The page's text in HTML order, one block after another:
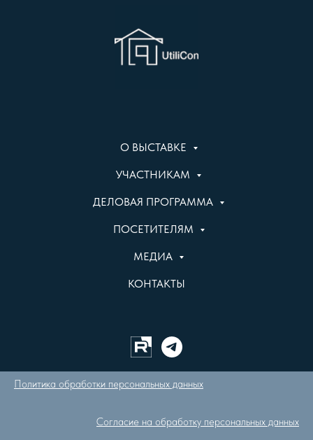
О ВЫСТАВКЕ
УЧАСТНИКАМ
ДЕЛОВАЯ ПРОГРАММА
ПОСЕТИТЕЛЯМ
МЕДИА
КОНТАКТЫ
Политика обработки персональных данных
Согласие на обработку персональных данных